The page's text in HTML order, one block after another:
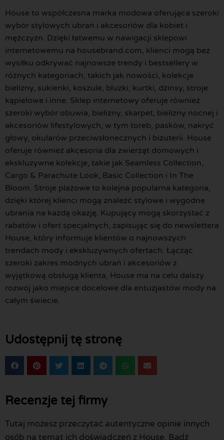
House to współczesna marka modowa oferująca szeroki
wybór stylowych ubrań i akcesoriów dla kobiet i
mężczyzn. Dzięki łatwemu w nawigacji sklepowi
internetowemu na housebrand.com, klienci mogą bez
wysiłku odkrywać najnowsze trendy i bestsellery w
różnych kategoriach, takich jak nowości, kolekcje
bielizny, sukienki, koszule, bluzki, kurtki, dżinsy, stroje
kąpielowe i inne. Sklep internetowy oferuje również
szeroki wybór obuwia, bielizny, skarpet, bielizny nocnej i
akcesoriów lifestylowych, w tym toreb, pasków, nakryć
głowy, okularów przeciwsłonecznych i biżuterii. House
oferuje również akcesoria dla zwierząt domowych i
ekskluzywne kolekcje, takie jak Seamless Collection,
Cargo & Parachute Look, Basic Collection i In The
Bloom. Stroje plażowe to kolejna popularna kategoria,
dzięki której klienci mogą znaleźć stylowe i wygodne
ubrania na każdą okazję. Kupujący mogą skorzystać z
rabatów i ofert specjalnych, zapisując się do newslettera
House, który informuje klientów o najnowszych
trendach mody i ekskluzywnych ofertach. Łącząc
szeroki zakres modnych ubrań i akcesoriów z
wyjątkową obsługą klienta, House ma na celu dalszy
rozwój jako miejsce docelowe dla entuzjastów mody na
całym świecie.
Udostępnij tę stronę
Recenzje tej firmy
Tutaj możesz przeczytać autentyczne opinie innych
osób na temat ich doświadczeń z House. Bądź